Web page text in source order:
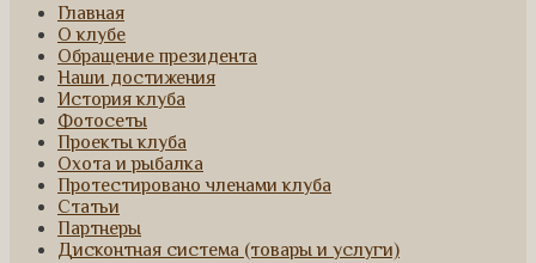
Главная
О клубе
Обращение президента
Наши достижения
История клуба
Фотосеты
Проекты клуба
Охота и рыбалка
Протестировано членами клуба
Статьи
Партнеры
Дисконтная система (товары и услуги)